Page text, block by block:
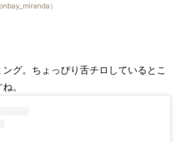
）
グ。ちょっぴり舌チロしているとこ
。